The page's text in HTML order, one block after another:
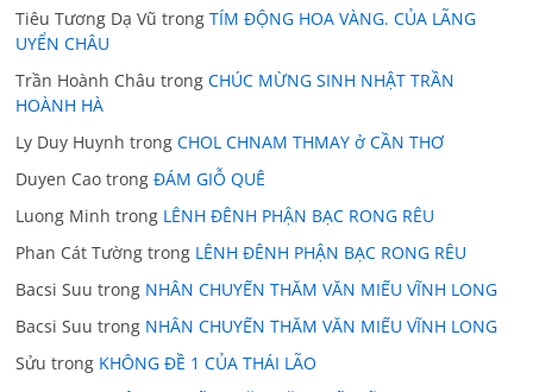
Tiêu Tương Dạ Vũ trongTÍM ĐỘNG HOA VÀNG. CỦA LÃNG
UYỂN CHÂU
Trần Hoành Châu trongCHÚC MỪNG SINH NHẬT TRẦN
HOÀNH HÀ
Ly Duy Huynh trongCHOL CHNAM THMAY ở CẦN THƠ
Duyen Cao trongĐÁM GIỖ QUÊ
Luong Minh trong LÊNH ĐÊNH PHẬN BẠC RONG RÊU
Phan Cát Tường trong LÊNH ĐÊNH PHẬN BẠC RONG RÊU
Bacsi Suu trong NHÂN CHUYẾN THĂM VĂN MIẾU VĨNH LONG
Bacsi Suu trong NHÂN CHUYẾN THĂM VĂN MIẾU VĨNH LONG
Sửu trong KHÔNG ĐỀ 1 CỦA THÁI LÃO